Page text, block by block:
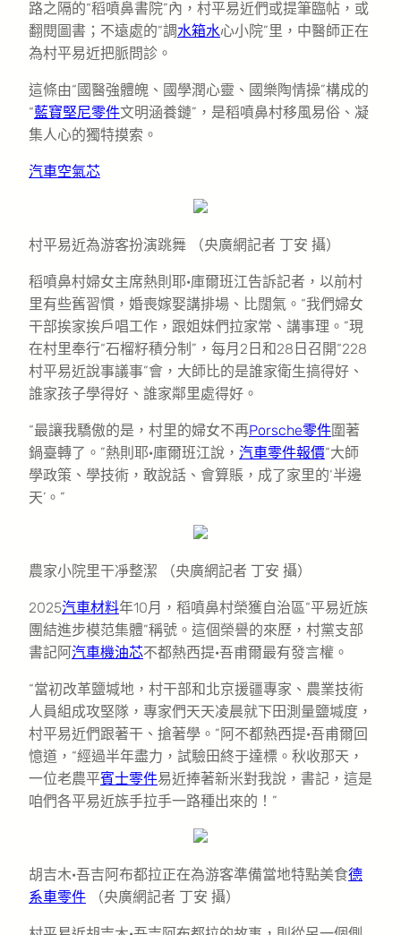
路之隔的“稻噴鼻書院”內，村平易近們或提筆臨帖，或
翻閱圖書；不遠處的“調水箱水心小院”里，中醫師正在
為村平易近把脈問診。
這條由“國醫強體魄、國學潤心靈、國樂陶情操”構成的
“藍寶堅尼零件文明涵養鏈”，是稻噴鼻村移風易俗、凝
集人心的獨特摸索。
汽車空氣芯
村平易近為游客扮演跳舞 （央廣網記者 丁安 攝）
稻噴鼻村婦女主席熱則耶·庫爾班江告訴記者，以前村
里有些舊習慣，婚喪嫁娶講排場、比闊氣。“我們婦女
干部挨家挨戶唱工作，跟姐妹們拉家常、講事理。”現
在村里奉行“石榴籽積分制”，每月2日和28日召開“228
村平易近說事議事”會，大師比的是誰家衛生搞得好、
誰家孩子學得好、誰家鄰里處得好。
“最讓我驕傲的是，村里的婦女不再Porsche零件圍著
鍋臺轉了。”熱則耶·庫爾班江說， 汽車零件報價“大師
學政策、學技術，敢說話、會算賬，成了家里的‘半邊
天’。”
農家小院里干凈整潔 （央廣網記者 丁安 攝）
2025汽車材料年10月，稻噴鼻村榮獲自治區“平易近族
團結進步模范集體”稱號。這個榮譽的來歷，村黨支部
書記阿汽車機油芯不都熱西提·吾甫爾最有發言權。
“當初改革鹽堿地，村干部和北京援疆專家、農業技術
人員組成攻堅隊，專家們天天凌晨就下田測量鹽堿度，
村平易近們跟著干、搶著學。”阿不都熱西提·吾甫爾回
憶道，“經過半年盡力，試驗田終于達標。秋收那天，
一位老農平賓士零件易近捧著新米對我說，書記，這是
咱們各平易近族手拉手一路種出來的！”
胡吉木·吾吉阿布都拉正在為游客準備當地特點美食德
系車零件 （央廣網記者 丁安 攝）